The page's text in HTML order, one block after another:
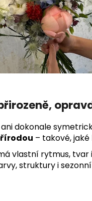
dokonale
– takové,
vlastní rytmus, tvar
struktury i